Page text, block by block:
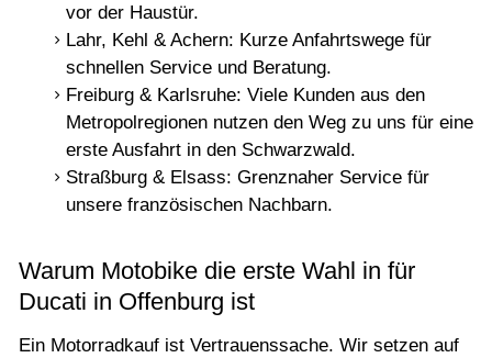
vor der Haustür.
Lahr, Kehl & Achern: Kurze Anfahrtswege für
schnellen Service und Beratung.
Freiburg & Karlsruhe: Viele Kunden aus den
Metropolregionen nutzen den Weg zu uns für eine
erste Ausfahrt in den Schwarzwald.
Straßburg & Elsass: Grenznaher Service für
unsere französischen Nachbarn.
Warum Motobike die erste Wahl in für
Ducati in Offenburg ist
Ein Motorradkauf ist Vertrauenssache. Wir setzen auf